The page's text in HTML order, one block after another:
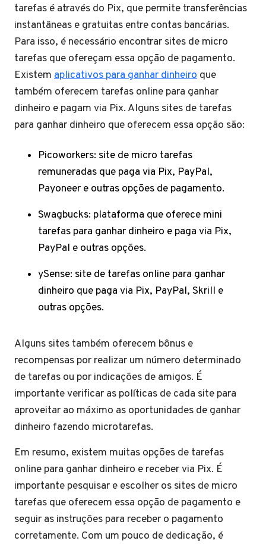
tarefas é através do Pix, que permite transferências
instantâneas e gratuitas entre contas bancárias.
Para isso, é necessário encontrar sites de micro
tarefas que ofereçam essa opção de pagamento.
Existem aplicativos para ganhar dinheiro que
também oferecem tarefas online para ganhar
dinheiro e pagam via Pix. Alguns sites de tarefas
para ganhar dinheiro que oferecem essa opção são:
Picoworkers: site de micro tarefas
remuneradas que paga via Pix, PayPal,
Payoneer e outras opções de pagamento.
Swagbucks: plataforma que oferece mini
tarefas para ganhar dinheiro e paga via Pix,
PayPal e outras opções.
ySense: site de tarefas online para ganhar
dinheiro que paga via Pix, PayPal, Skrill e
outras opções.
Alguns sites também oferecem bônus e
recompensas por realizar um número determinado
de tarefas ou por indicações de amigos. É
importante verificar as políticas de cada site para
aproveitar ao máximo as oportunidades de ganhar
dinheiro fazendo microtarefas.
Em resumo, existem muitas opções de tarefas
online para ganhar dinheiro e receber via Pix. É
importante pesquisar e escolher os sites de micro
tarefas que oferecem essa opção de pagamento e
seguir as instruções para receber o pagamento
corretamente. Com um pouco de dedicação, é